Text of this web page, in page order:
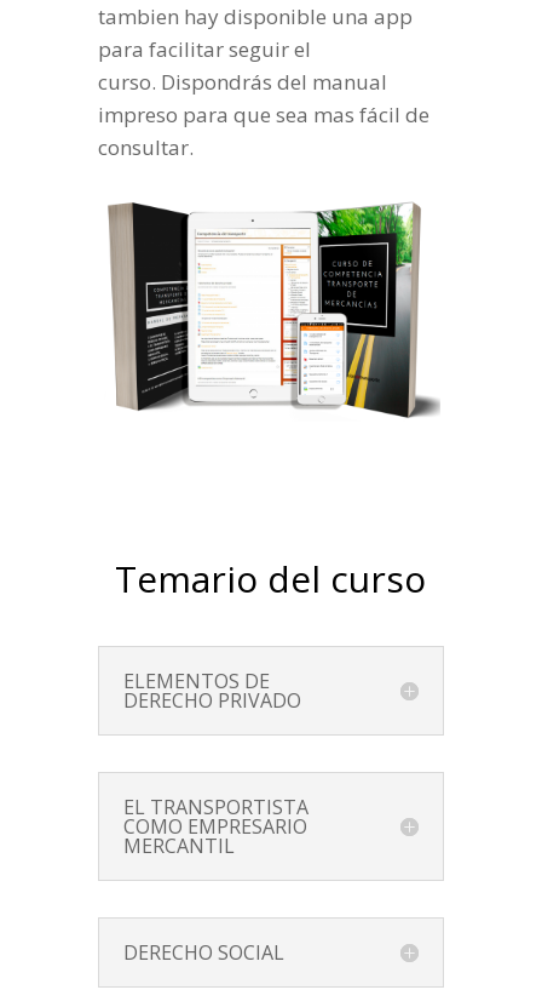
tambien hay disponible una app
para facilitar seguir el
curso. Dispondrás del manual
impreso para que sea mas fácil de
consultar.
Temario del curso
ELEMENTOS DE
DERECHO PRIVADO
EL TRANSPORTISTA
COMO EMPRESARIO
MERCANTIL
DERECHO SOCIAL